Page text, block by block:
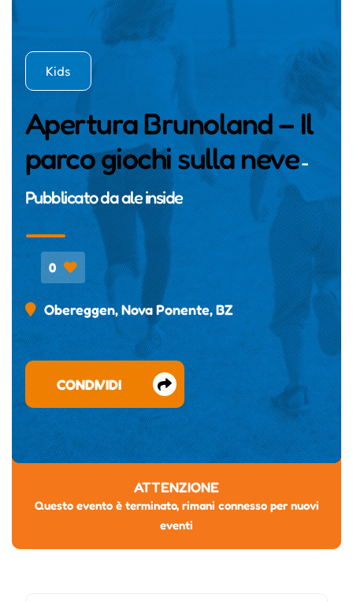
Kids
Apertura Brunoland – Il
parco giochi sulla neve-
Pubblicato daale inside
0
Obereggen, Nova Ponente, BZ
CONDIVIDI
ATTENZIONE
Questo evento è terminato, rimani connesso per nuovi
eventi